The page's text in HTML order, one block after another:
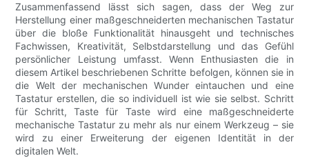
Zusammenfassend lässt sich sagen, dass der Weg zur
Herstellung einer maßgeschneiderten mechanischen Tastatur
über die bloße Funktionalität hinausgeht und technisches
Fachwissen, Kreativität, Selbstdarstellung und das Gefühl
persönlicher Leistung umfasst. Wenn Enthusiasten die in
diesem Artikel beschriebenen Schritte befolgen, können sie in
die Welt der mechanischen Wunder eintauchen und eine
Tastatur erstellen, die so individuell ist wie sie selbst. Schritt
für Schritt, Taste für Taste wird eine maßgeschneiderte
mechanische Tastatur zu mehr als nur einem Werkzeug – sie
wird zu einer Erweiterung der eigenen Identität in der
digitalen Welt.